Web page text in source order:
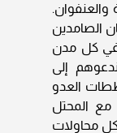
والعنفوان.
الصامدين
في كل مدن
إلى
العدو
مع المحتل
كل محاولات